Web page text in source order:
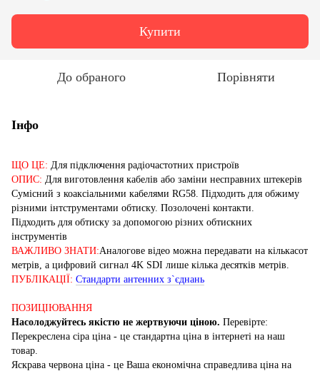
Купити
До обраного Порівняти
Інфо
ЩО ЦЕ: Для підключення радіочастотних пристроїв
ОПИС: Для виготовлення кабелів або заміни несправних штекерів
Сумісний з коаксіальними кабелями RG58. Підходить для обжиму
різними інтструментами обтиску. Позолочені контакти.
Підходить для обтиску за допомогою різних обтискних
інструментів
ВАЖЛИВО ЗНАТИ:Аналогове відео можна передавати на кількасот
метрів, а цифровий сигнал 4K SDI лише кілька десятків метрів.
ПУБЛІКАЦІЇ: Стандарти антенних з`єднань
ПОЗИЦІЮВАННЯ
Насолоджуйтесь якістю не жертвуючи ціною. Перевірте:
Перекреслена сіра ціна - це стандартна ціна в інтернеті на наш
товар.
Яскрава червона ціна - це Ваша економічна справедлива ціна на